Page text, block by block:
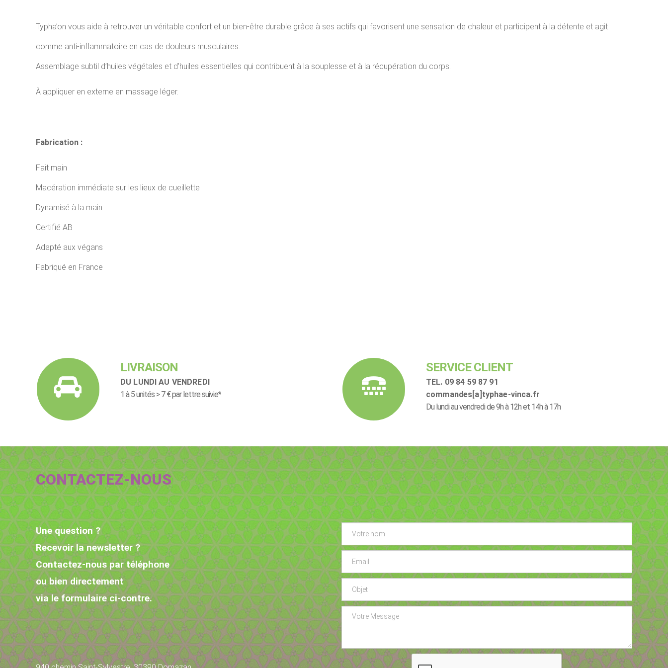
Typha’on vous aide à retrouver un véritable confort et un bien-être durable grâce à ses actifs qui favorisent une sensation de chaleur et participent à la détente et agit
comme anti-inflammatoire en cas de douleurs musculaires.
Assemblage subtil d’huiles végétales et d’huiles essentielles qui contribuent à la souplesse et à la récupération du corps.
À appliquer en externe en massage léger.
Fabrication :
Fait main
Macération immédiate sur les lieux de cueillette
Dynamisé à la main
Certifié AB
Adapté aux végans
Fabriqué en France
LIVRAISON
DU LUNDI AU VENDREDI
1 à 5 unités > 7 € par lettre suivie*
SERVICE CLIENT
TEL. 09 84 59 87 91
commandes[a]typhae-vinca.fr
Du lundi au vendredi de 9h à 12h et 14h à 17h
CONTACTEZ-NOUS
Une question ?
Recevoir la newsletter ?
Contactez-nous par téléphone
ou bien directement
via le formulaire ci-contre.